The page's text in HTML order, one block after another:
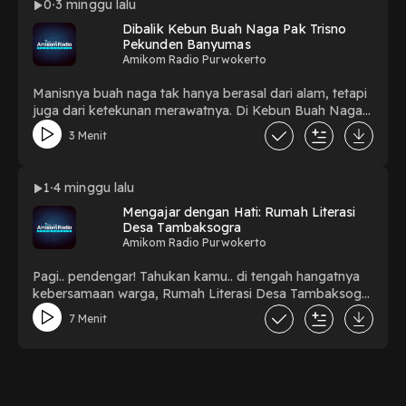
0 3 minggu lalu
Dibalik Kebun Buah Naga Pak Trisno
Pekunden Banyumas
Amikom Radio Purwokerto
Manisnya buah naga tak hanya berasal dari alam, tetapi
juga dari ketekunan merawatnya. Di Kebun Buah Naga
Pak Trisno, Desa Pekunden, Banyumas, setiap buah
adalah hasil dari kerja keras, kesabaran, dan kecintaan
potensi lokal yang membanggakan Banyumas [Ujian
Tengah Semester Jurnalistik Radio oleh Galuh Ilyas
Pradanu]
3 Menit
1 4 minggu lalu
Mengajar dengan Hati: Rumah Literasi
Desa Tambaksogra
Amikom Radio Purwokerto
Pagi.. pendengar! Tahukan kamu.. di tengah hangatnya
kebersamaan warga, Rumah Literasi Desa Tambaksogra
hadir sebagai ruang tumbuh bagi anak-anak dan
masyarakat untuk belajar, berkarya, serta
7 Menit